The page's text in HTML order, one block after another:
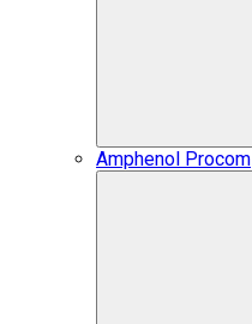
Amphenol Procom